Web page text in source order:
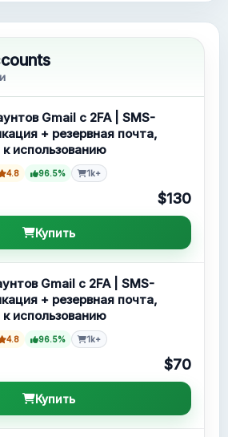
Gmail с 2FA | SMS-
+ резервная почта,
к использованию
4.8 96.5% 1k+
$130
Купить
Gmail с 2FA | SMS-
+ резервная почта,
к использованию
4.8 96.5% 1k+
$70
Купить